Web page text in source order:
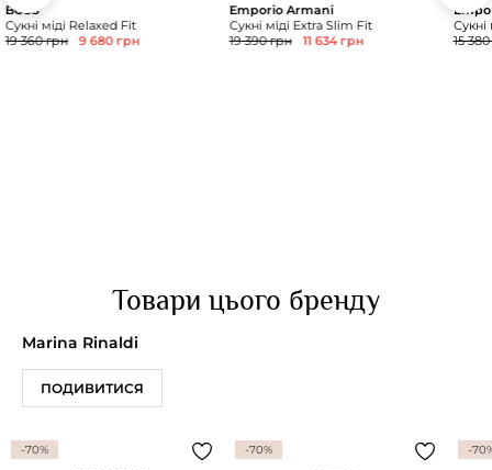
BOSS
Сукні міді Relaxed Fit
19 360 грн
9 680 грн
Emporio Armani
Сукні міді Extra Slim Fit
19 390 грн
11 634 грн
Сукні
15
Товари цього бренду
Marina Rinaldi
ПОДИВИТИСЯ
-70% -70% -